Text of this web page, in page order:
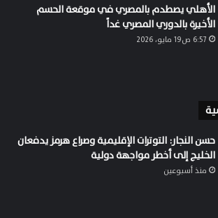
الأهلي يصطدم بالمصري في موقعة الحسم
الأخيرة بالدوري المصري غداً
6:57 ص19 مايو، 2026
حسن النجار: التوترات الإقليمية وصراع هرمز يدفعان
الخليج إلى أخطر مواجهة دولية
منذ أسبوعين